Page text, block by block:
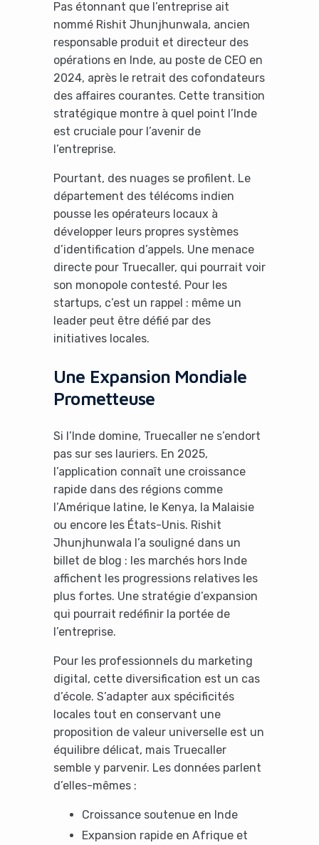
Pas étonnant que l’entreprise ait
nommé Rishit Jhunjhunwala, ancien
responsable produit et directeur des
opérations en Inde, au poste de CEO en
2024, après le retrait des cofondateurs
des affaires courantes. Cette transition
stratégique montre à quel point l’Inde
est cruciale pour l’avenir de
l’entreprise.
Pourtant, des nuages se profilent. Le
département des télécoms indien
pousse les opérateurs locaux à
développer leurs propres systèmes
d’identification d’appels. Une menace
directe pour Truecaller, qui pourrait voir
son monopole contesté. Pour les
startups, c’est un rappel : même un
leader peut être défié par des
initiatives locales.
Une Expansion Mondiale
Prometteuse
Si l’Inde domine, Truecaller ne s’endort
pas sur ses lauriers. En 2025,
l’application connaît une croissance
rapide dans des régions comme
l’Amérique latine, le Kenya, la Malaisie
ou encore les États-Unis. Rishit
Jhunjhunwala l’a souligné dans un
billet de blog : les marchés hors Inde
affichent les progressions relatives les
plus fortes. Une stratégie d’expansion
qui pourrait redéfinir la portée de
l’entreprise.
Pour les professionnels du marketing
digital, cette diversification est un cas
d’école. S’adapter aux spécificités
locales tout en conservant une
proposition de valeur universelle est un
équilibre délicat, mais Truecaller
semble y parvenir. Les données parlent
d’elles-mêmes :
Croissance soutenue en Inde
Expansion rapide en Afrique et